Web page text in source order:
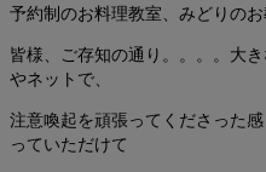
予約制のお料理教室、みどりのお
皆様、ご存知の通り。。。。大
やネットで、
注意喚起を頑張ってくださった
っていただけて